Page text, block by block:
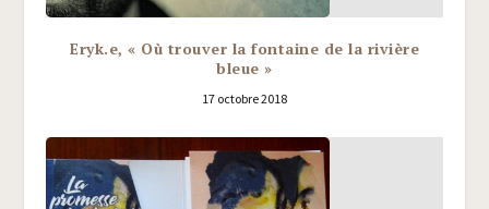
Eryk.e, « Où trouver la fontaine de la rivière
bleue »
17 octobre 2018